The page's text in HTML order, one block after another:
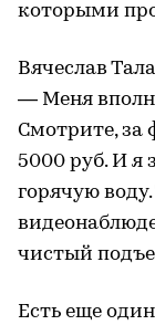
которыми
Вячеслав
— Меня
Смотрите, за
5000 руб. И я
горячую
чистый
Есть еще